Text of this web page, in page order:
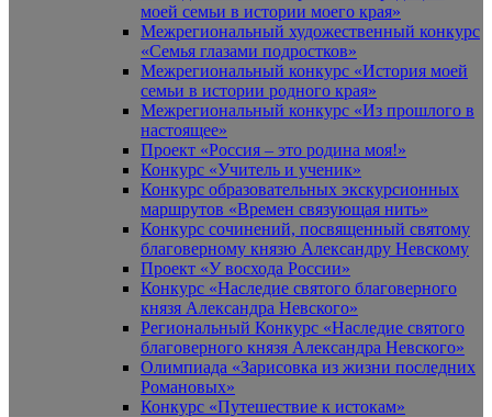
моей семьи в истории моего края»
Межрегиональный художественный конкурс
«Семья глазами подростков»
Межрегиональный конкурс «История моей
семьи в истории родного края»
Межрегиональный конкурс «Из прошлого в
настоящее»
Проект «Россия – это родина моя!»
Конкурс «Учитель и ученик»
Конкурс образовательных экскурсионных
маршрутов «Времен связующая нить»
Конкурс сочинений, посвященный святому
благоверному князю Александру Невскому
Проект «У восхода России»
Конкурс «Наследие святого благоверного
князя Александра Невского»
Региональный Конкурс «Наследие святого
благоверного князя Александра Невского»
Олимпиада «Зарисовка из жизни последних
Романовых»
Конкурс «Путешествие к истокам»